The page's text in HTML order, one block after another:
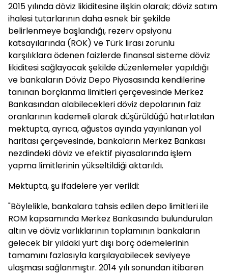
2015 yılında döviz likiditesine ilişkin olarak; döviz satım
ihalesi tutarlarının daha esnek bir şekilde
belirlenmeye başlandığı, rezerv opsiyonu
katsayılarında (ROK) ve Türk lirası zorunlu
karşılıklara ödenen faizlerde finansal sisteme döviz
likiditesi sağlayacak şekilde düzenlemeler yapıldığı
ve bankaların Döviz Depo Piyasasında kendilerine
tanınan borçlanma limitleri çerçevesinde Merkez
Bankasından alabilecekleri döviz depolarının faiz
oranlarının kademeli olarak düşürüldüğü hatırlatılan
mektupta, ayrıca, ağustos ayında yayınlanan yol
haritası çerçevesinde, bankaların Merkez Bankası
nezdindeki döviz ve efektif piyasalarında işlem
yapma limitlerinin yükseltildiği aktarıldı.
Mektupta, şu ifadelere yer verildi:
"Böylelikle, bankalara tahsis edilen depo limitleri ile
ROM kapsamında Merkez Bankasında bulundurulan
altın ve döviz varlıklarının toplamının bankaların
gelecek bir yıldaki yurt dışı borç ödemelerinin
tamamını fazlasıyla karşılayabilecek seviyeye
ulaşması sağlanmıştır. 2014 yılı sonundan itibaren